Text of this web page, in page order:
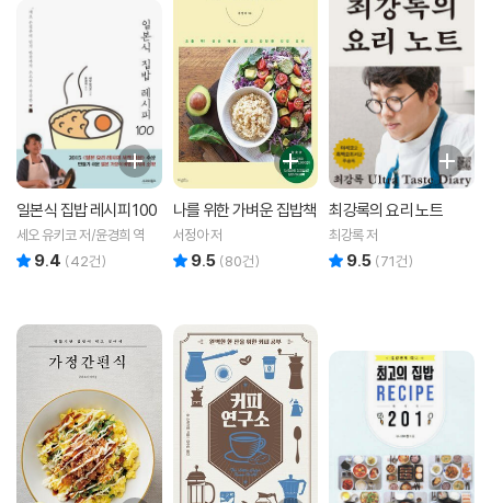
일본식 집밥 레시피 100
세오 유키코 저/윤경희 역
9.4 (42건)
나를 위한 가벼운 집밥책
서정아 저
9.5 (80건)
최강록의 요리 노트
최강록 저
9.5 (71건)